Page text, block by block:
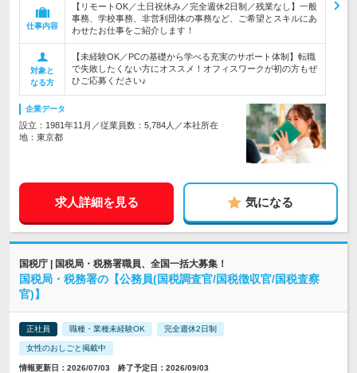
仕事内容
【リモートOK／土日祝休み／完全週休2日制／残業なし】一般
事務、学校事務、非営利団体の事務など、ご希望とスキルにあ
わせたお仕事をご紹介します！
対象と
なる方
【未経験OK／PCの基礎から学べる充実のサポート体制】転職
で失敗したくない方にオススメ！オフィスワークが初の方もぜ
ひご応募ください♪
企業データ
設立：1981年11月／従業員数：5,784人／本社所在
地：東京都
求人詳細を見る 気になる
国税庁 | 国税局・税務署職員、全国一括大募集！
国税局・税務署の【公務員(国税調査官/国税徴収官/国税査察
官)】
正社員 職種・業種未経験OK 完全週休2日制
女性のおしごと掲載中
情報更新日：2026/07/03 終了予定日：2026/09/03